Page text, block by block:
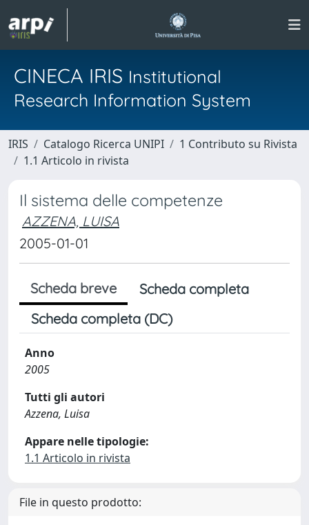
CINECA IRIS Institutional
Research Information System
IRIS Catalogo Ricerca UNIPI
1 Contributo su Rivista
1.1 Articolo in rivista
Il sistema delle competenze
AZZENA, LUISA
2005-01-01
Scheda breve
Scheda completa
Scheda completa (DC)
Anno
2005
Tutti gli autori
Azzena, Luisa
Appare nelle tipologie:
1.1 Articolo in rivista
File in questo prodotto: